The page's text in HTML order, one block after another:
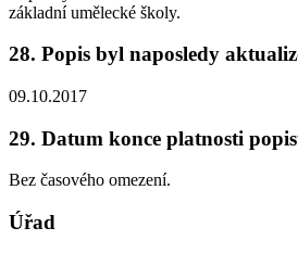
základní umělecké školy.
28. Popis byl naposledy
09.10.2017
29. Datum konce platnosti
Bez časového omezení.
Úřad